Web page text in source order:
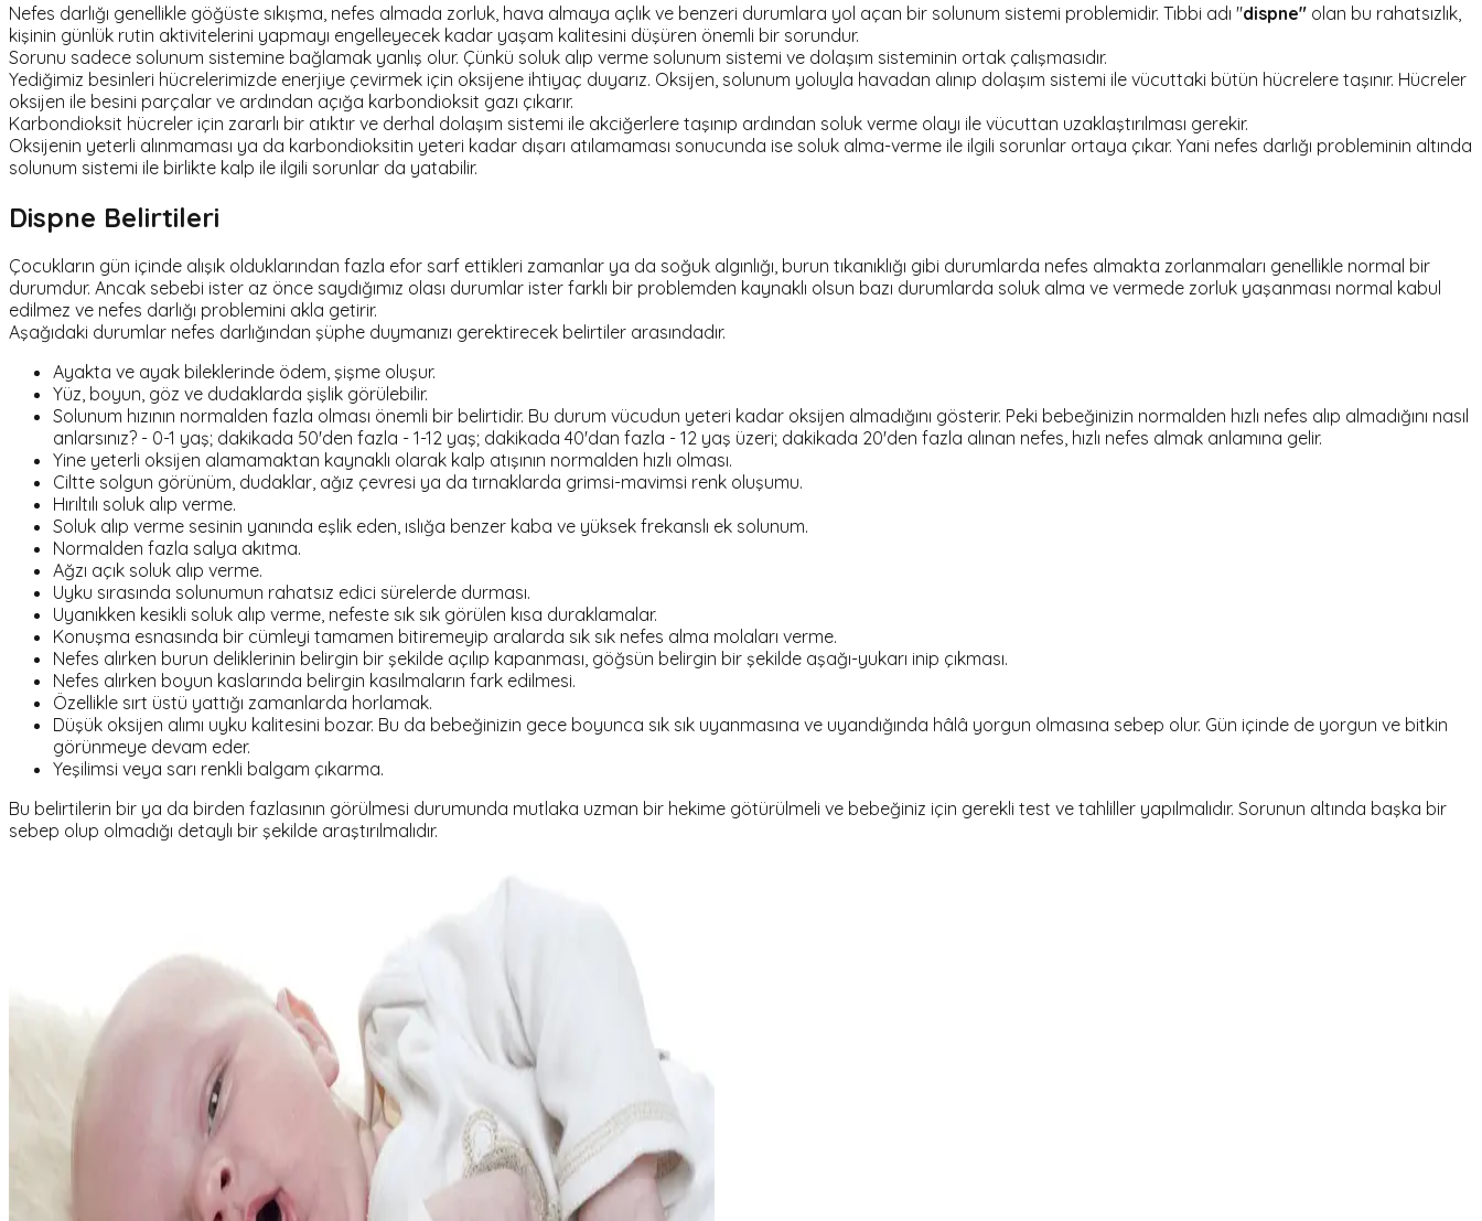
Nefes darlığı genellikle göğüste sıkışma, nefes almada zorluk, hava almaya açlık ve benzeri durumlara yol açan bir solunum sistemi problemidir. Tıbbi adı "dispne" olan bu rahatsızlık,
kişinin günlük rutin aktivitelerini yapmayı engelleyecek kadar yaşam kalitesini düşüren önemli bir sorundur.
Sorunu sadece solunum sistemine bağlamak yanlış olur. Çünkü soluk alıp verme solunum sistemi ve dolaşım sisteminin ortak çalışmasıdır.
Yediğimiz besinleri hücrelerimizde enerjiye çevirmek için oksijene ihtiyaç duyarız. Oksijen, solunum yoluyla havadan alınıp dolaşım sistemi ile vücuttaki bütün hücrelere taşınır. Hücreler
oksijen ile besini parçalar ve ardından açığa karbondioksit gazı çıkarır.
Karbondioksit hücreler için zararlı bir atıktır ve derhal dolaşım sistemi ile akciğerlere taşınıp ardından soluk verme olayı ile vücuttan uzaklaştırılması gerekir.
Oksijenin yeterli alınmaması ya da karbondioksitin yeteri kadar dışarı atılamaması sonucunda ise soluk alma-verme ile ilgili sorunlar ortaya çıkar. Yani nefes darlığı probleminin altında
solunum sistemi ile birlikte kalp ile ilgili sorunlar da yatabilir.
Dispne Belirtileri
Çocukların gün içinde alışık olduklarından fazla efor sarf ettikleri zamanlar ya da soğuk algınlığı, burun tıkanıklığı gibi durumlarda nefes almakta zorlanmaları genellikle normal bir
durumdur. Ancak sebebi ister az önce saydığımız olası durumlar ister farklı bir problemden kaynaklı olsun bazı durumlarda soluk alma ve vermede zorluk yaşanması normal kabul
edilmez ve nefes darlığı problemini akla getirir.
Aşağıdaki durumlar nefes darlığından şüphe duymanızı gerektirecek belirtiler arasındadır.
Ayakta ve ayak bileklerinde ödem, şişme oluşur.
Yüz, boyun, göz ve dudaklarda şişlik görülebilir.
Solunum hızının normalden fazla olması önemli bir belirtidir. Bu durum vücudun yeteri kadar oksijen almadığını gösterir. Peki bebeğinizin normalden hızlı nefes alıp almadığını nasıl
anlarsınız? - 0-1 yaş; dakikada 50'den fazla - 1-12 yaş; dakikada 40'dan fazla - 12 yaş üzeri; dakikada 20'den fazla alınan nefes, hızlı nefes almak anlamına gelir.
Yine yeterli oksijen alamamaktan kaynaklı olarak kalp atışının normalden hızlı olması.
Ciltte solgun görünüm, dudaklar, ağız çevresi ya da tırnaklarda grimsi-mavimsi renk oluşumu.
Hırıltılı soluk alıp verme.
Soluk alıp verme sesinin yanında eşlik eden, ıslığa benzer kaba ve yüksek frekanslı ek solunum.
Normalden fazla salya akıtma.
Ağzı açık soluk alıp verme.
Uyku sırasında solunumun rahatsız edici sürelerde durması.
Uyanıkken kesikli soluk alıp verme, nefeste sık sık görülen kısa duraklamalar.
Konuşma esnasında bir cümleyi tamamen bitiremeyip aralarda sık sık nefes alma molaları verme.
Nefes alırken burun deliklerinin belirgin bir şekilde açılıp kapanması, göğsün belirgin bir şekilde aşağı-yukarı inip çıkması.
Nefes alırken boyun kaslarında belirgin kasılmaların fark edilmesi.
Özellikle sırt üstü yattığı zamanlarda horlamak.
Düşük oksijen alımı uyku kalitesini bozar. Bu da bebeğinizin gece boyunca sık sık uyanmasına ve uyandığında hâlâ yorgun olmasına sebep olur. Gün içinde de yorgun ve bitkin
görünmeye devam eder.
Yeşilimsi veya sarı renkli balgam çıkarma.
Bu belirtilerin bir ya da birden fazlasının görülmesi durumunda mutlaka uzman bir hekime götürülmeli ve bebeğiniz için gerekli test ve tahliller yapılmalıdır. Sorunun altında başka bir
sebep olup olmadığı detaylı bir şekilde araştırılmalıdır.